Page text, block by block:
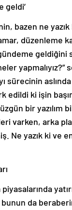
geldi’
bazen ne yazık
düzenleme
geldiğini
sürecinin
edildi ki işin
bir yazılım
varken, arka
yazık ki ve en
da